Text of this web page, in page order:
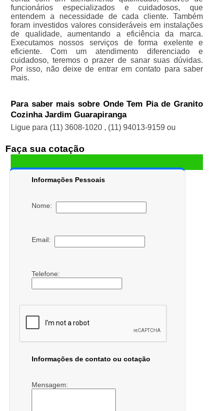
funcionários especializados e cuidadosos, que
entendem a necessidade de cada cliente. Também
foram investidos valores consideráveis em instalações
de qualidade, aumentando a eficiência da marca.
Executamos nossos serviços de forma exelente e
eficiente. Com um atendimento diferenciado e
cuidadoso, teremos o prazer de sanar suas dúvidas.
Por isso, não deixe de entrar em contato para saber
mais.
Para saber mais sobre Onde Tem Pia de Granito
Cozinha Jardim Guarapiranga
Ligue para (11) 3608-1020 , (11) 94013-9159 ou
Faça sua cotação
Informações Pessoais
Nome:
Email:
Telefone:
Informações de contato ou cotação
Mensagem: